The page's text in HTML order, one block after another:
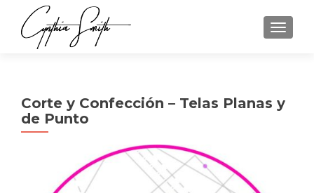
Corte y Confección – Telas Planas y
de Punto